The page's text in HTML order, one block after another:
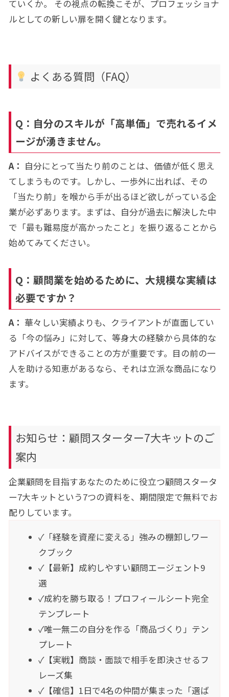
ていくか。 その視点の転換こそが、プロフェッショナ
ルとしての新しい扉を開く鍵となります。
よくある質問（FAQ）
Q：自分のスキルが「高単価」で売れるイメ
ージが湧きません。
A： 自分にとって当たり前のことは、価値が低く思え
てしまうものです。しかし、一歩外に出れば、その
「当たり前」を喉から手が出るほど欲しがっている企
業が必ずあります。まずは、自分が過去に解決した中
で「最も難易度が高かったこと」を振り返ることから
始めてみてください。
Q：顧問業を始めるために、大規模な実績は
必要ですか？
A： 華々しい実績よりも、クライアントが直面してい
る「今の悩み」に対して、等身大の経験から具体的な
アドバイスができることの方が重要です。目の前の一
人を助ける知恵があるなら、それは立派な商品になり
ます。
お知らせ：顧問スターター7大キットのご
案内
企業顧問を目指すあなたのために役立つ顧問スタータ
ー7大キットという7つの資料を、期間限定で無料でお
配りしています。
✓「経験を資産に変える」強みの棚卸しワー
クブック
✓【最新】成約しやすい顧問エージェント9
選
✓成約を勝ち取る！プロフィールシート完全
テンプレート
✓唯一無二の自分を作る「商品づくり」テン
プレート
✓【実戦】商談・面談で相手を即決させるフ
レーズ集
✓【確信】1日で4名の仲間が集まった「選ば